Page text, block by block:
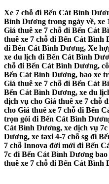
Xe 7 chỗ đi Bến Cát Bình
Bình Dương trong ngày về, xe
Giá thuê xe 7 chỗ đi Bến Cát
thuê xe 7 chỗ đi Bến Cát Bình
đi Bến Cát Bình Dương, Xe
xe du lịch đi Bến Cát Bình
chỗ đi Bến Cát Bình Dương,
Bến Cát Bình Dương, bao xe
Giá thuê xe 7 chỗ đi Bến Cát
Bến Cát Bình Dương, xe du
dịch vụ cho Giá thuê xe 7 chỗ
cho Giá thuê xe 7 chỗ đi Bến
trọn gói đi Bến Cát Bình
Cát Bình Dương, xe dịch vụ
Dương, xe taxi 4-7 chỗ sg đi
7 chỗ Innova đời mới đi Bến
7c đi Bến Cát Bình Dương
thuê xe 7 chỗ đi Bến Cát Bình